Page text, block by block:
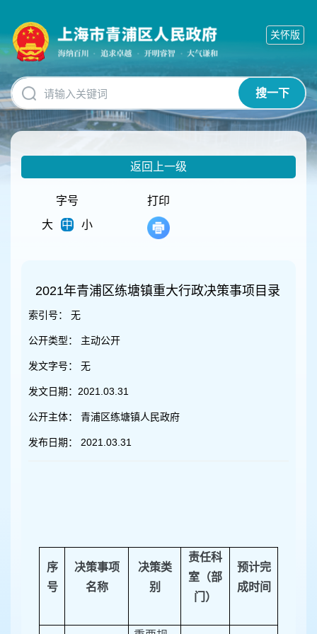
碍
操
明
跳
转
到
网
搜一下
关怀版
返回上一级
字号
大
中 小
打印
2021年青浦区练塘镇重大行政决策事项目录
索引号： 无
公开类型： 主动公开
发文字号： 无
发文日期： 2021.03.31
公开主体： 青浦区练塘镇人民政府
发布日期： 2021.03.31
序
号
决策事项
名称
决策类
别
责任科
室（部
门）
预计完
成时间